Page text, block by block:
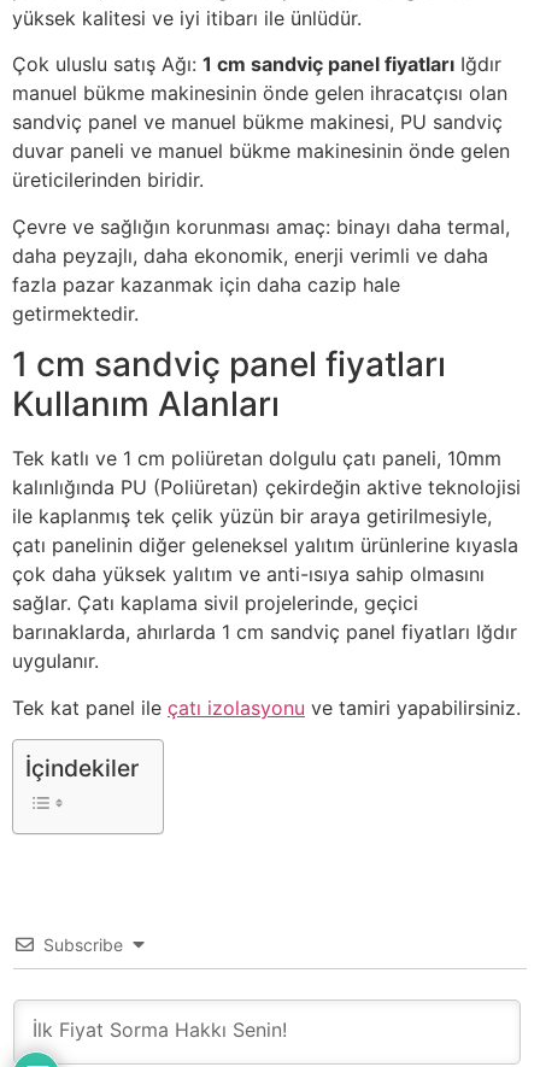
yüksek kalitesi ve iyi itibarı ile ünlüdür.
Çok uluslu satış Ağı: 1 cm sandviç panel fiyatları Iğdır
manuel bükme makinesinin önde gelen ihracatçısı olan
sandviç panel ve manuel bükme makinesi, PU sandviç
duvar paneli ve manuel bükme makinesinin önde gelen
üreticilerinden biridir.
Çevre ve sağlığın korunması amaç: binayı daha termal,
daha peyzajlı, daha ekonomik, enerji verimli ve daha
fazla pazar kazanmak için daha cazip hale
getirmektedir.
1 cm sandviç panel fiyatları
Kullanım Alanları
Tek katlı ve 1 cm poliüretan dolgulu çatı paneli, 10mm
kalınlığında PU (Poliüretan) çekirdeğin aktive teknolojisi
ile kaplanmış tek çelik yüzün bir araya getirilmesiyle,
çatı panelinin diğer geleneksel yalıtım ürünlerine kıyasla
çok daha yüksek yalıtım ve anti-ısıya sahip olmasını
sağlar. Çatı kaplama sivil projelerinde, geçici
barınaklarda, ahırlarda 1 cm sandviç panel fiyatları Iğdır
uygulanır.
Tek kat panel ile çatı izolasyonu ve tamiri yapabilirsiniz.
İçindekiler
Subscribe